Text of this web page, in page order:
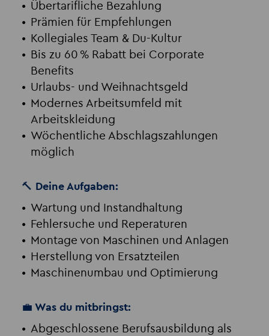
Übertarifliche Bezahlung
Prämien für Empfehlungen
Kollegiales Team & Du-Kultur
Bis zu 60 % Rabatt bei Corporate
Benefits
Urlaubs- und Weihnachtsgeld
Modernes Arbeitsumfeld mit
Arbeitskleidung
Wöchentliche Abschlagszahlungen
möglich
🔨 Deine Aufgaben:
Wartung und Instandhaltung
Fehlersuche und Reperaturen
Montage von Maschinen und Anlagen
Herstellung von Ersatzteilen
Maschinenumbau und Optimierung
💼 Was du mitbringst:
Abgeschlossene Berufsausbildung als